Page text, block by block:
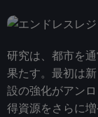
研究は、都市を
果たす。最初は
設の強化がアン
得資源をさらに